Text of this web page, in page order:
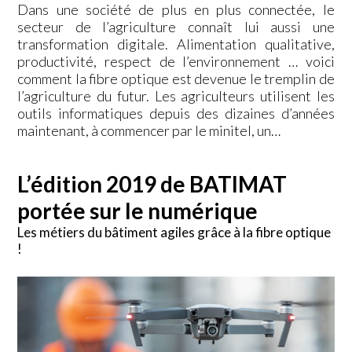
Dans une société de plus en plus connectée, le
secteur de l’agriculture connaît lui aussi une
transformation digitale. Alimentation qualitative,
productivité, respect de l’environnement … voici
comment la fibre optique est devenue le tremplin de
l’agriculture du futur. Les agriculteurs utilisent les
outils informatiques depuis des dizaines d’années
maintenant, à commencer par le minitel, un…
L’édition 2019 de BATIMAT
portée sur le numérique
Les métiers du bâtiment agiles grâce à la fibre optique
!